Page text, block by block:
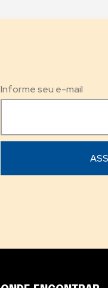
Informe seu e-mail